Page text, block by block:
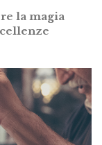
la magia